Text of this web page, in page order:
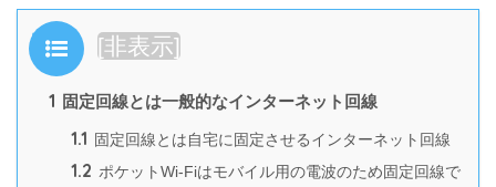
目次 [非表示]
1 固定回線とは一般的なインターネット回線
1.1 固定回線とは自宅に固定させるインターネット回線
1.2 ポケットWi-Fiはモバイル用の電波のため固定回線で